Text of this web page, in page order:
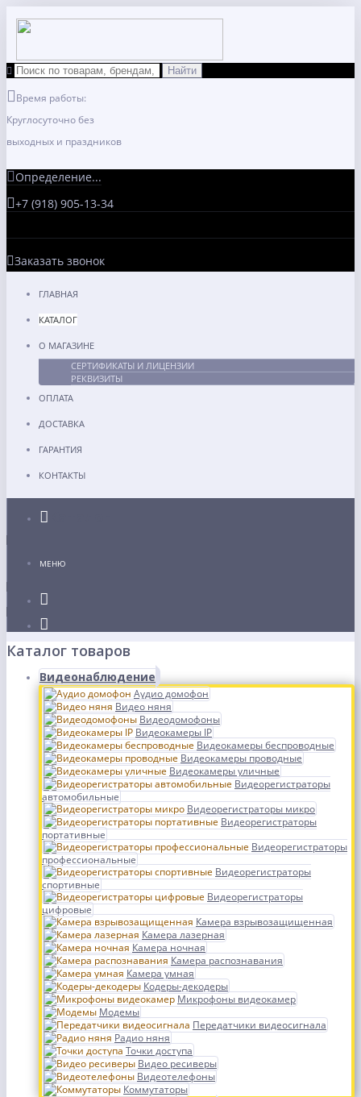
Время работы:
Круглосуточно без
выходных и праздников
Определение...
+7 (918) 905-13-34
Заказать звонок
ГЛАВНАЯ
КАТАЛОГ
О МАГАЗИНЕ
СЕРТИФИКАТЫ И ЛИЦЕНЗИИ
РЕКВИЗИТЫ
ОПЛАТА
ДОСТАВКА
ГАРАНТИЯ
КОНТАКТЫ
МЕНЮ
Каталог товаров
Видеонаблюдение
Аудио домофон
Видео няня
Видеодомофоны
Видеокамеры IP
Видеокамеры беспроводные
Видеокамеры проводные
Видеокамеры уличные
Видеорегистраторы
автомобильные
Видеорегистраторы микро
Видеорегистраторы
портативные
Видеорегистраторы
профессиональные
Видеорегистраторы
спортивные
Видеорегистраторы
цифровые
Камера взрывозащищенная
Камера лазерная
Камера ночная
Камера распознавания
Камера умная
Кодеры-декодеры
Микрофоны видеокамер
Модемы
Передатчики видеосигнала
Радио няня
Точки доступа
Видео ресиверы
Видеотелефоны
Коммутаторы